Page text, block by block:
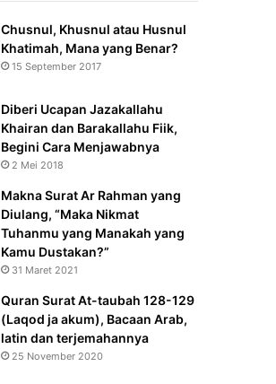
Chusnul, Khusnul atau Husnul
Khatimah, Mana yang Benar?
15 September 2017
Diberi Ucapan Jazakallahu
Khairan dan Barakallahu Fiik,
Begini Cara Menjawabnya
2 Mei 2018
Makna Surat Ar Rahman yang
Diulang, “Maka Nikmat
Tuhanmu yang Manakah yang
Kamu Dustakan?”
31 Maret 2021
Quran Surat At-taubah 128-129
(Laqod ja akum), Bacaan Arab,
latin dan terjemahannya
25 November 2020